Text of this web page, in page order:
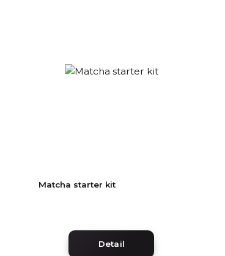
Matcha starter kit
Detail